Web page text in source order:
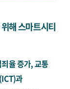
해 스마트시티
율 증가, 교통
과